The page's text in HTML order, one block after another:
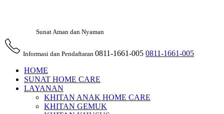
Sunat Aman dan Nyaman
Informasi dan Pendaftaran 0811-1661-005 0811-1661-005
HOME
SUNAT HOME CARE
LAYANAN
KHITAN ANAK HOME CARE
KHITAN GEMUK